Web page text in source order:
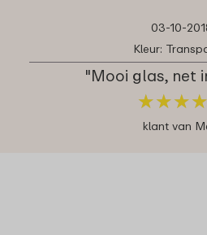
03-10-
Kleur:
"Mooi glas, net
★★★★
★★★★
klant van